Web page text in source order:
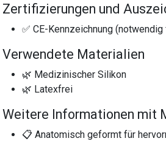
Zertifizierungen und
✅ CE-Kennzeichnung
Verwendete Materialien
🌿 Medizinischer Silikon
🌿 Latexfrei
Weitere Informationen mit
📋 Anatomisch geformt für